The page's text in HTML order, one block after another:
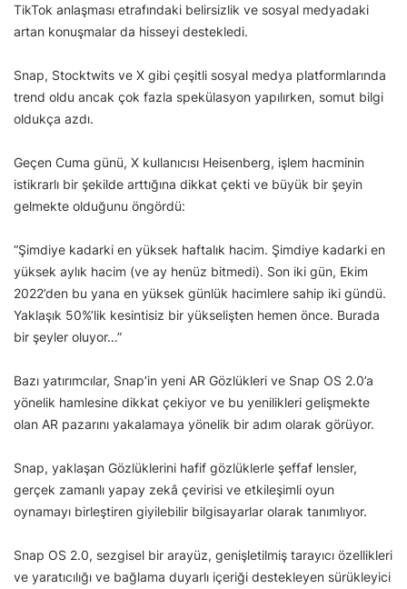
TikTok anlaşması etrafındaki belirsizlik ve sosyal medyadaki
artan konuşmalar da hisseyi destekledi.
Snap, Stocktwits ve X gibi çeşitli sosyal medya platformlarında
trend oldu ancak çok fazla spekülasyon yapılırken, somut bilgi
oldukça azdı.
Geçen Cuma günü, X kullanıcısı Heisenberg, işlem hacminin
istikrarlı bir şekilde arttığına dikkat çekti ve büyük bir şeyin
gelmekte olduğunu öngördü:
“Şimdiye kadarki en yüksek haftalık hacim. Şimdiye kadarki en
yüksek aylık hacim (ve ay henüz bitmedi). Son iki gün, Ekim
2022’den bu yana en yüksek günlük hacimlere sahip iki gündü.
Yaklaşık 50%’lik kesintisiz bir yükselişten hemen önce. Burada
bir şeyler oluyor…”
Bazı yatırımcılar, Snap’in yeni AR Gözlükleri ve Snap OS 2.0’a
yönelik hamlesine dikkat çekiyor ve bu yenilikleri gelişmekte
olan AR pazarını yakalamaya yönelik bir adım olarak görüyor.
Snap, yaklaşan Gözlüklerini hafif gözlüklerle şeffaf lensler,
gerçek zamanlı yapay zekâ çevirisi ve etkileşimli oyun
oynamayı birleştiren giyilebilir bilgisayarlar olarak tanımlıyor.
Snap OS 2.0, sezgisel bir arayüz, genişletilmiş tarayıcı özellikleri
ve yaratıcılığı ve bağlama duyarlı içeriği destekleyen sürükleyici